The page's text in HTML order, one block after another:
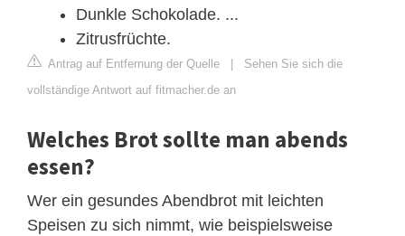
Dunkle Schokolade. ...
Zitrusfrüchte.
Antrag auf Entfernung der Quelle | Sehen Sie sich die
vollständige Antwort auf fitmacher.de an
Welches Brot sollte man abends
essen?
Wer ein gesundes Abendbrot mit leichten
Speisen zu sich nimmt, wie beispielsweise